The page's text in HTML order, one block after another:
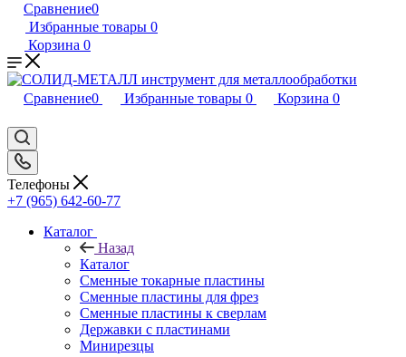
Сравнение0
Избранные товары 0
Корзина 0
Сравнение0 Избранные товары 0 Корзина 0
Телефоны
+7 (965) 642-60-77
Каталог
Назад
Каталог
Сменные токарные пластины
Сменные пластины для фрез
Сменные пластины к сверлам
Державки с пластинами
Минирезцы